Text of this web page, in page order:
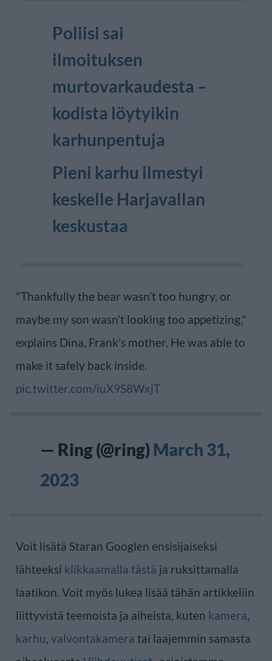
Poliisi sai
ilmoituksen
murtovarkaudesta –
kodista löytyikin
karhunpentuja
Pieni karhu ilmestyi
keskelle Harjavallan
keskustaa
"Thankfully the bear wasn’t too hungry, or
maybe my son wasn’t looking too appetizing,"
explains Dina, Frank's mother. He was able to
make it safely back inside.
pic.twitter.com/iuX9S8WxjT
— Ring (@ring) March 31,
2023
Voit lisätä Staran Googlen ensisijaiseksi
lähteeksi klikkaamalla tästä ja ruksittamalla
laatikon. Voit myös lukea lisää tähän artikkeliin
liittyvistä teemoista ja aiheista, kuten kamera,
karhu, valvontakamera tai laajemmin samasta